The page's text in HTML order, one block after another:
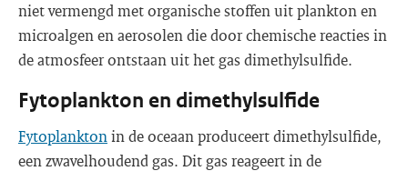
niet vermengd met organische stoffen uit plankton en
microalgen en aerosolen die door chemische reacties in
de atmosfeer ontstaan uit het gas dimethylsulfide.
Fytoplankton en dimethylsulfide
Fytoplankton in de oceaan produceert dimethylsulfide,
een zwavelhoudend gas. Dit gas reageert in de